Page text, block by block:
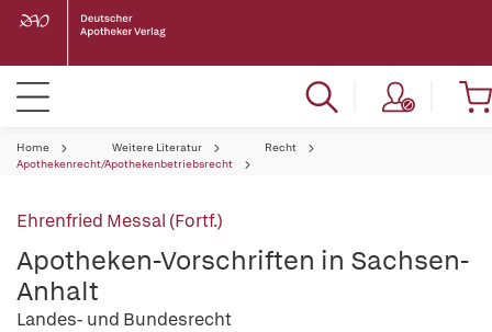
Home Weitere Literatur
Recht
Apothekenrecht/Apothekenbetriebsrecht
Ehrenfried Messal (Fortf.)
Apotheken-Vorschriften in Sachsen-
Anhalt
Landes- und Bundesrecht